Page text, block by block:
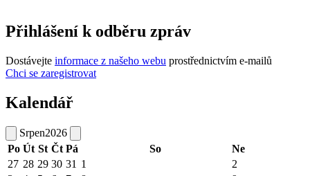
Přihlášení k odběru zpráv
Dostávejte informace z našeho webu prostřednictvím e-mailů
Chci se zaregistrovat
Kalendář
Srpen2026
Po Út St Čt Pá So
Ne
27 28 29 30 31 1
2